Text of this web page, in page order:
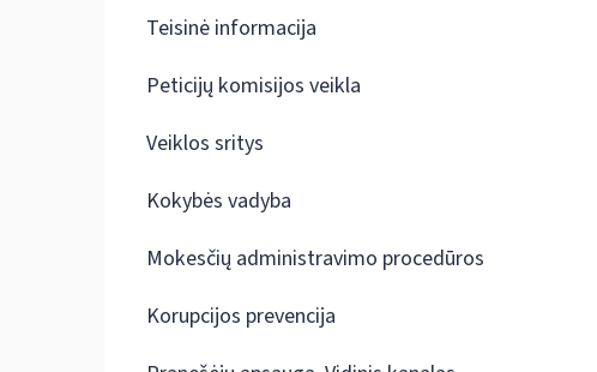
Teisinė informacija
Peticijų komisijos veikla
Veiklos sritys
Kokybės vadyba
Mokesčių administravimo procedūros
Korupcijos prevencija